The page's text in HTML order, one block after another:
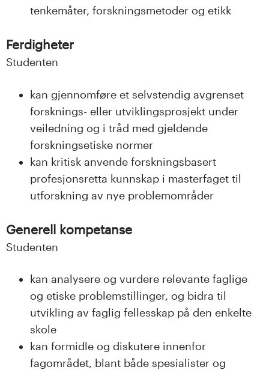
a
tenkemåter, forskningsmetoder og etikk
Ferdigheter
Studenten
kan gjennomføre et selvstendig avgrenset
forsknings- eller utviklingsprosjekt under
veiledning og i tråd med gjeldende
forskningsetiske normer
kan kritisk anvende forskningsbasert
profesjonsretta kunnskap i masterfaget til
utforskning av nye problemområder
Generell kompetanse
Studenten
kan analysere og vurdere relevante faglige
og etiske problemstillinger, og bidra til
utvikling av faglig fellesskap på den enkelte
skole
kan formidle og diskutere innenfor
fagområdet, blant både spesialister og